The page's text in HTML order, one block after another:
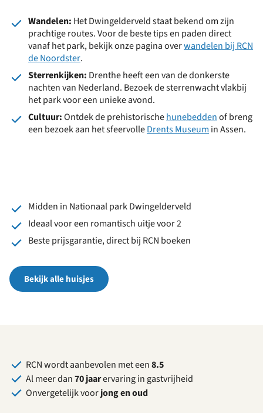
Wandelen: Het Dwingelderveld staat bekend om zijn
prachtige routes. Voor de beste tips en paden direct
vanaf het park, bekijk onze pagina overwandelen bij RCN
de Noordster.
Sterrenkijken: Drenthe heeft een van de donkerste
nachten van Nederland. Bezoek de sterrenwacht vlakbij
het park voor een unieke avond.
Cultuur:Ontdek de prehistorischehunebeddenof breng
een bezoek aan het sfeervolleDrents Museum in Assen.
Midden in Nationaal park Dwingelderveld
Ideaal voor een romantisch uitje voor 2
Beste prijsgarantie, direct bij RCN boeken
Bekijk alle huisjes
RCN wordt aanbevolen met een8.5
Al meer dan70 jaarervaring in gastvrijheid
Onvergetelijk voorjong en oud